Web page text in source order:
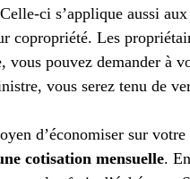
ci s’applique aussi
copropriété. Les
vous pouvez demander à
vous serez tenu de
d’économiser sur votre
cotisation mensuelle.